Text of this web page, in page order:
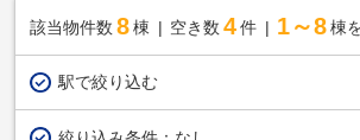
該当物件数 8棟 空き数 4 件 1～8 棟
駅で絞り込む